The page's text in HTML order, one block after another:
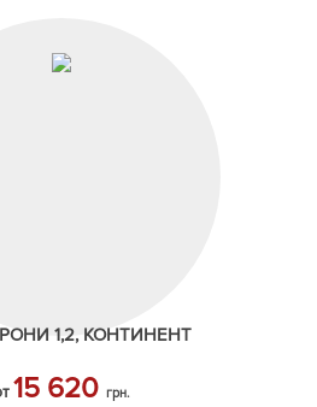
1,2, КОНТИНЕНТ
15 620 грн.